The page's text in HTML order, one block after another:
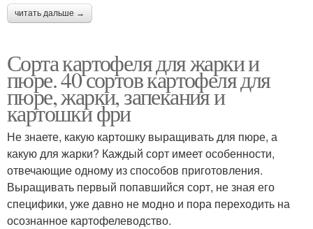
читать дальше →
Сорта картофеля для жарки и
пюре. 40 сортов картофеля для
пюре, жарки, запекания и
картошки фри
Не знаете, какую картошку выращивать для пюре, а
какую для жарки? Каждый сорт имеет особенности,
отвечающие одному из способов приготовления.
Выращивать первый попавшийся сорт, не зная его
специфики, уже давно не модно и пора переходить на
осознанное картофелеводство.